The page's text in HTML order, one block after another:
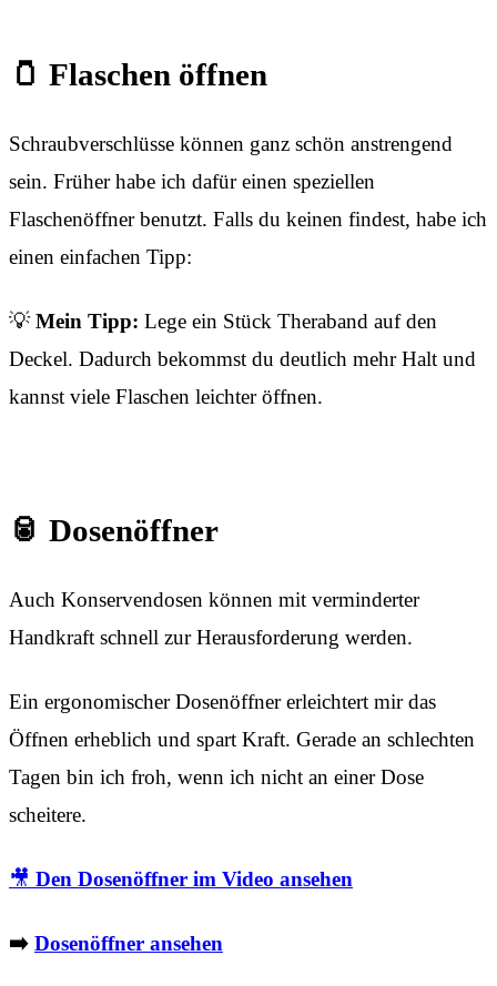
🫙 Flaschen öffnen
Schraubverschlüsse können ganz schön anstrengend
sein. Früher habe ich dafür einen speziellen
Flaschenöffner benutzt. Falls du keinen findest, habe ich
einen einfachen Tipp:
💡Mein Tipp: Lege ein Stück Theraband auf den
Deckel. Dadurch bekommst du deutlich mehr Halt und
kannst viele Flaschen leichter öffnen.
🥫 Dosenöffner
Auch Konservendosen können mit verminderter
Handkraft schnell zur Herausforderung werden.
Ein ergonomischer Dosenöffner erleichtert mir das
Öffnen erheblich und spart Kraft. Gerade an schlechten
Tagen bin ich froh, wenn ich nicht an einer Dose
scheitere.
🎥 Den Dosenöffner im Video ansehen
➡️ Dosenöffner ansehen